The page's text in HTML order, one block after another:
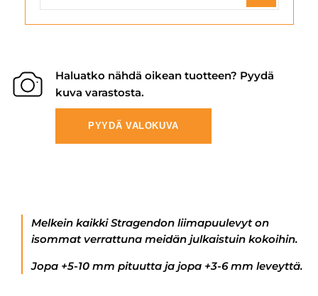
Haluatko nähdä oikean tuotteen? Pyydä
kuva varastosta.
PYYDÄ VALOKUVA
Melkein kaikki Stragendon liimapuulevyt on
isommat verrattuna meidän julkaistuin kokoihin.
Jopa +5-10 mm pituutta ja jopa +3-6 mm leveyttä.